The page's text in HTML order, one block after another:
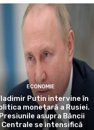
ECONOMIE
Putin intervine în
monetară a Rusiei.
Presiunile asupra Băncii
Centrale se intensifică